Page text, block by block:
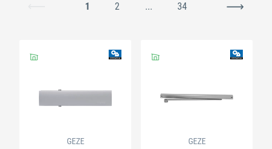
1 2 ... 34
GEZE GEZE